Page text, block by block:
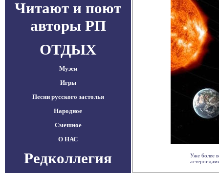
Читают и поют
авторы РП
ОТДЫХ
Музеи
Игры
Песни русского застолья
Народное
Смешное
О НАС
Редколлегия
Уже более